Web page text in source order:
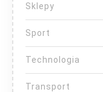
Sklepy
Sport
Technologia
Transport